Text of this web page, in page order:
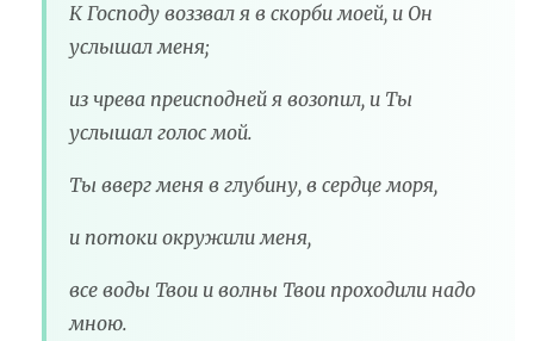
К Господу воззвал я в скорби моей, и Он
услышал меня;
из чрева преисподней я возопил, и Ты
услышал голос мой.
Ты вверг меня в глубину, в сердце моря,
и потоки окружили меня,
все воды Твои и волны Твои проходили надо
мною.